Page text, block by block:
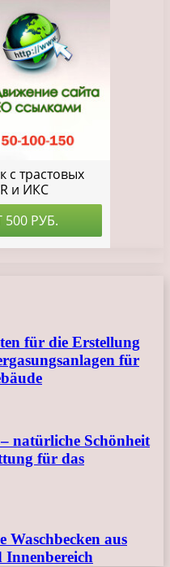
für die Erstellung
für
natürliche Schönheit
für das
Waschbecken aus